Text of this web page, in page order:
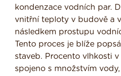
kondenzace vodních par.
vnitřní teploty v budově a
následkem prostupu
Tento proces je blíže
staveb. Procento vlhkosti
spojeno s množstvím